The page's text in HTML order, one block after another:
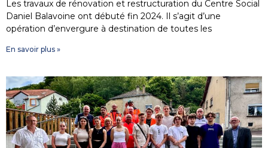
Les travaux de rénovation et restructuration du Centre Social
Daniel Balavoine ont débuté fin 2024. Il s’agit d’une
opération d’envergure à destination de toutes les
En savoir plus »